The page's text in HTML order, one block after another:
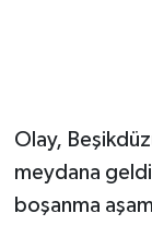
Olay,
meydana
boşanma